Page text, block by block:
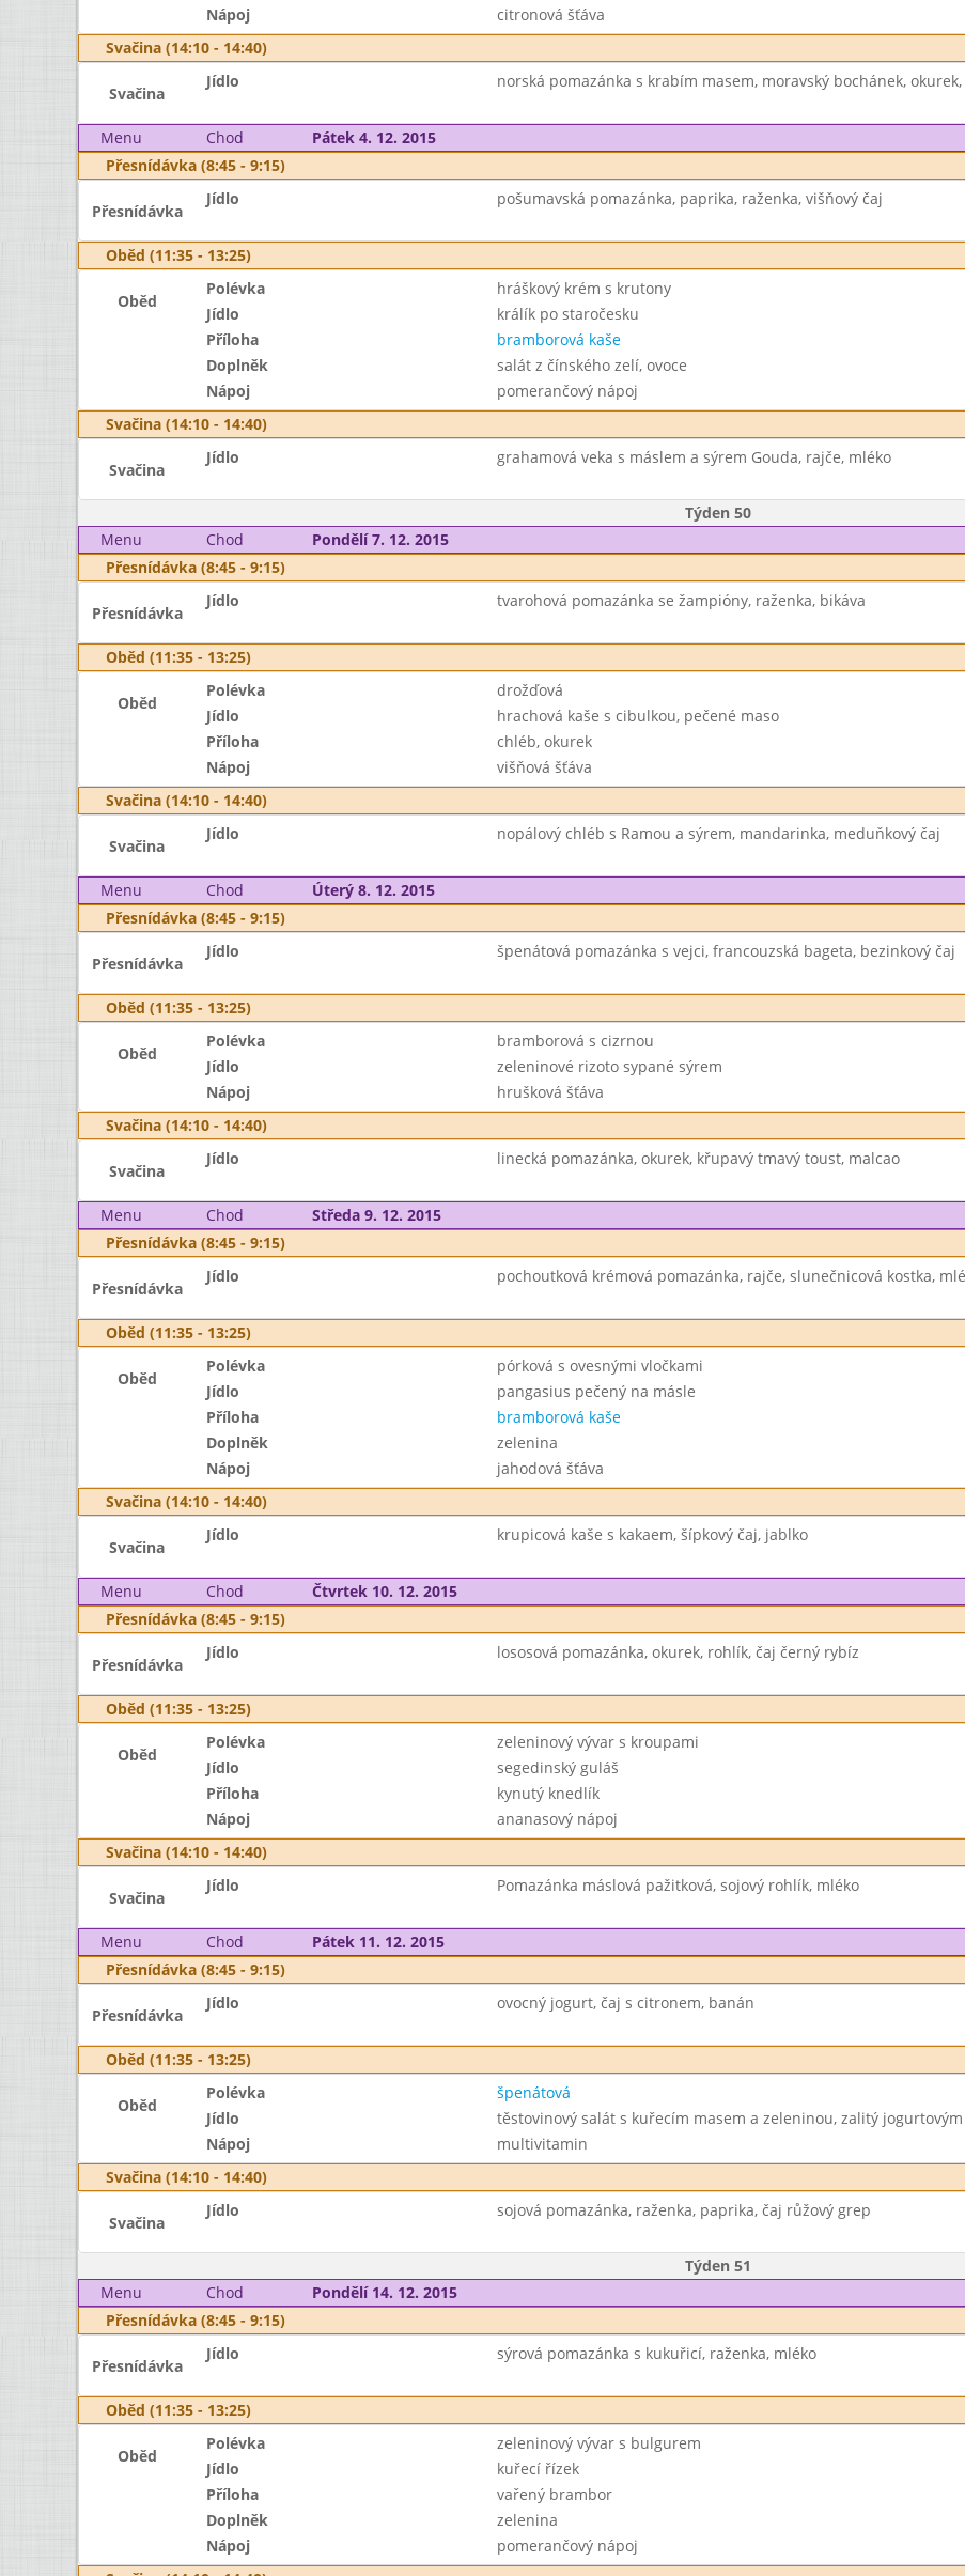
Nápoj
citronová šťáva
Svačina (14:10 - 14:40)
Svačina
Jídlo norská pomazánka s krabím masem, moravský bochánek,
Menu Chod Pátek 4. 12. 2015
Přesnídávka (8:45 - 9:15)
Přesnídávka
Jídlo pošumavská pomazánka, paprika, raženka, višňový čaj
Oběd (11:35 - 13:25)
Oběd
Polévka hráškový krém s krutony
Jídlo
králík po staročesku
Příloha
bramborová kaše
Doplněk
salát z čínského zelí, ovoce
Nápoj
pomerančový nápoj
Svačina (14:10 - 14:40)
Svačina
Jídlo grahamová veka s máslem a sýrem Gouda, rajče, mléko
Týden 50
Menu
Chod Pondělí 7. 12. 2015
Přesnídávka (8:45 - 9:15)
Přesnídávka
Jídlo tvarohová pomazánka se žampióny, raženka, bikáva
Oběd (11:35 - 13:25)
Oběd
Polévka drožďová
Jídlo
hrachová kaše s cibulkou, pečené maso
Příloha
chléb, okurek
Nápoj
višňová šťáva
Svačina (14:10 - 14:40)
Svačina
Jídlo nopálový chléb s Ramou a sýrem, mandarinka, meduňkový čaj
Menu Chod Úterý 8. 12. 2015
Přesnídávka (8:45 - 9:15)
Přesnídávka
Jídlo špenátová pomazánka s vejci, francouzská bageta, bezinkový čaj
Oběd (11:35 - 13:25)
Oběd
Polévka bramborová s cizrnou
Jídlo
zeleninové rizoto sypané sýrem
Nápoj
hrušková šťáva
Svačina (14:10 - 14:40)
Svačina
Jídlo linecká pomazánka, okurek, křupavý tmavý toust, malcao
Menu Chod Středa 9. 12. 2015
Přesnídávka (8:45 - 9:15)
Přesnídávka
Jídlo pochoutková krémová pomazánka, rajče, slunečnicová kostka,
Oběd (11:35 - 13:25)
Oběd
Polévka pórková s ovesnými vločkami
Jídlo
pangasius pečený na másle
Příloha
bramborová kaše
Doplněk
zelenina
Nápoj
jahodová šťáva
Svačina (14:10 - 14:40)
Svačina
Jídlo krupicová kaše s kakaem, šípkový čaj, jablko
Menu Chod Čtvrtek 10. 12. 2015
Přesnídávka (8:45 - 9:15)
Přesnídávka
Jídlo lososová pomazánka, okurek, rohlík, čaj černý rybíz
Oběd (11:35 - 13:25)
Oběd
Polévka zeleninový vývar s kroupami
Jídlo
segedinský guláš
Příloha
kynutý knedlík
Nápoj
ananasový nápoj
Svačina (14:10 - 14:40)
Svačina
Jídlo Pomazánka máslová pažitková, sojový rohlík, mléko
Menu Chod Pátek 11. 12. 2015
Přesnídávka (8:45 - 9:15)
Přesnídávka
Jídlo ovocný jogurt, čaj s citronem, banán
Oběd (11:35 - 13:25)
Oběd
Polévka špenátová
Jídlo
těstovinový salát s kuřecím masem a zeleninou, zalitý
Nápoj
multivitamin
Svačina (14:10 - 14:40)
Svačina
Jídlo sojová pomazánka, raženka, paprika, čaj růžový grep
Týden 51
Menu
Chod Pondělí 14. 12. 2015
Přesnídávka (8:45 - 9:15)
Přesnídávka
Jídlo sýrová pomazánka s kukuřicí, raženka, mléko
Oběd (11:35 - 13:25)
Oběd
Polévka zeleninový vývar s bulgurem
Jídlo
kuřecí řízek
Příloha
vařený brambor
Doplněk
zelenina
Nápoj
pomerančový nápoj